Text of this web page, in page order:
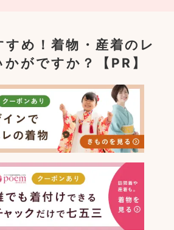
め！着物・産着のレ
がですか？【PR】